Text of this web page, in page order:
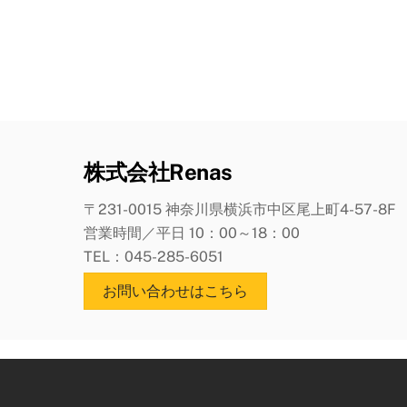
株式会社Renas
〒231-0015 神奈川県横浜市中区尾上町4-57-8F
営業時間／平日 10：00～18：00
TEL：045-285-6051
お問い合わせはこちら